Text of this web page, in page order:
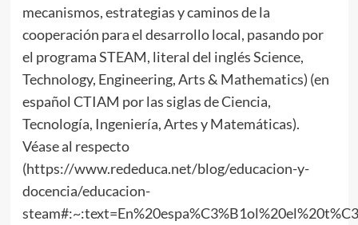
mecanismos, estrategias y caminos de la
cooperación para el desarrollo local, pasando por
el programa STEAM, literal del inglés Science,
Technology, Engineering, Arts & Mathematics) (en
español CTIAM por las siglas de Ciencia,
Tecnología, Ingeniería, Artes y Matemáticas).
Véase al respecto
(https://www.rededuca.net/blog/educacion-y-
docencia/educacion-